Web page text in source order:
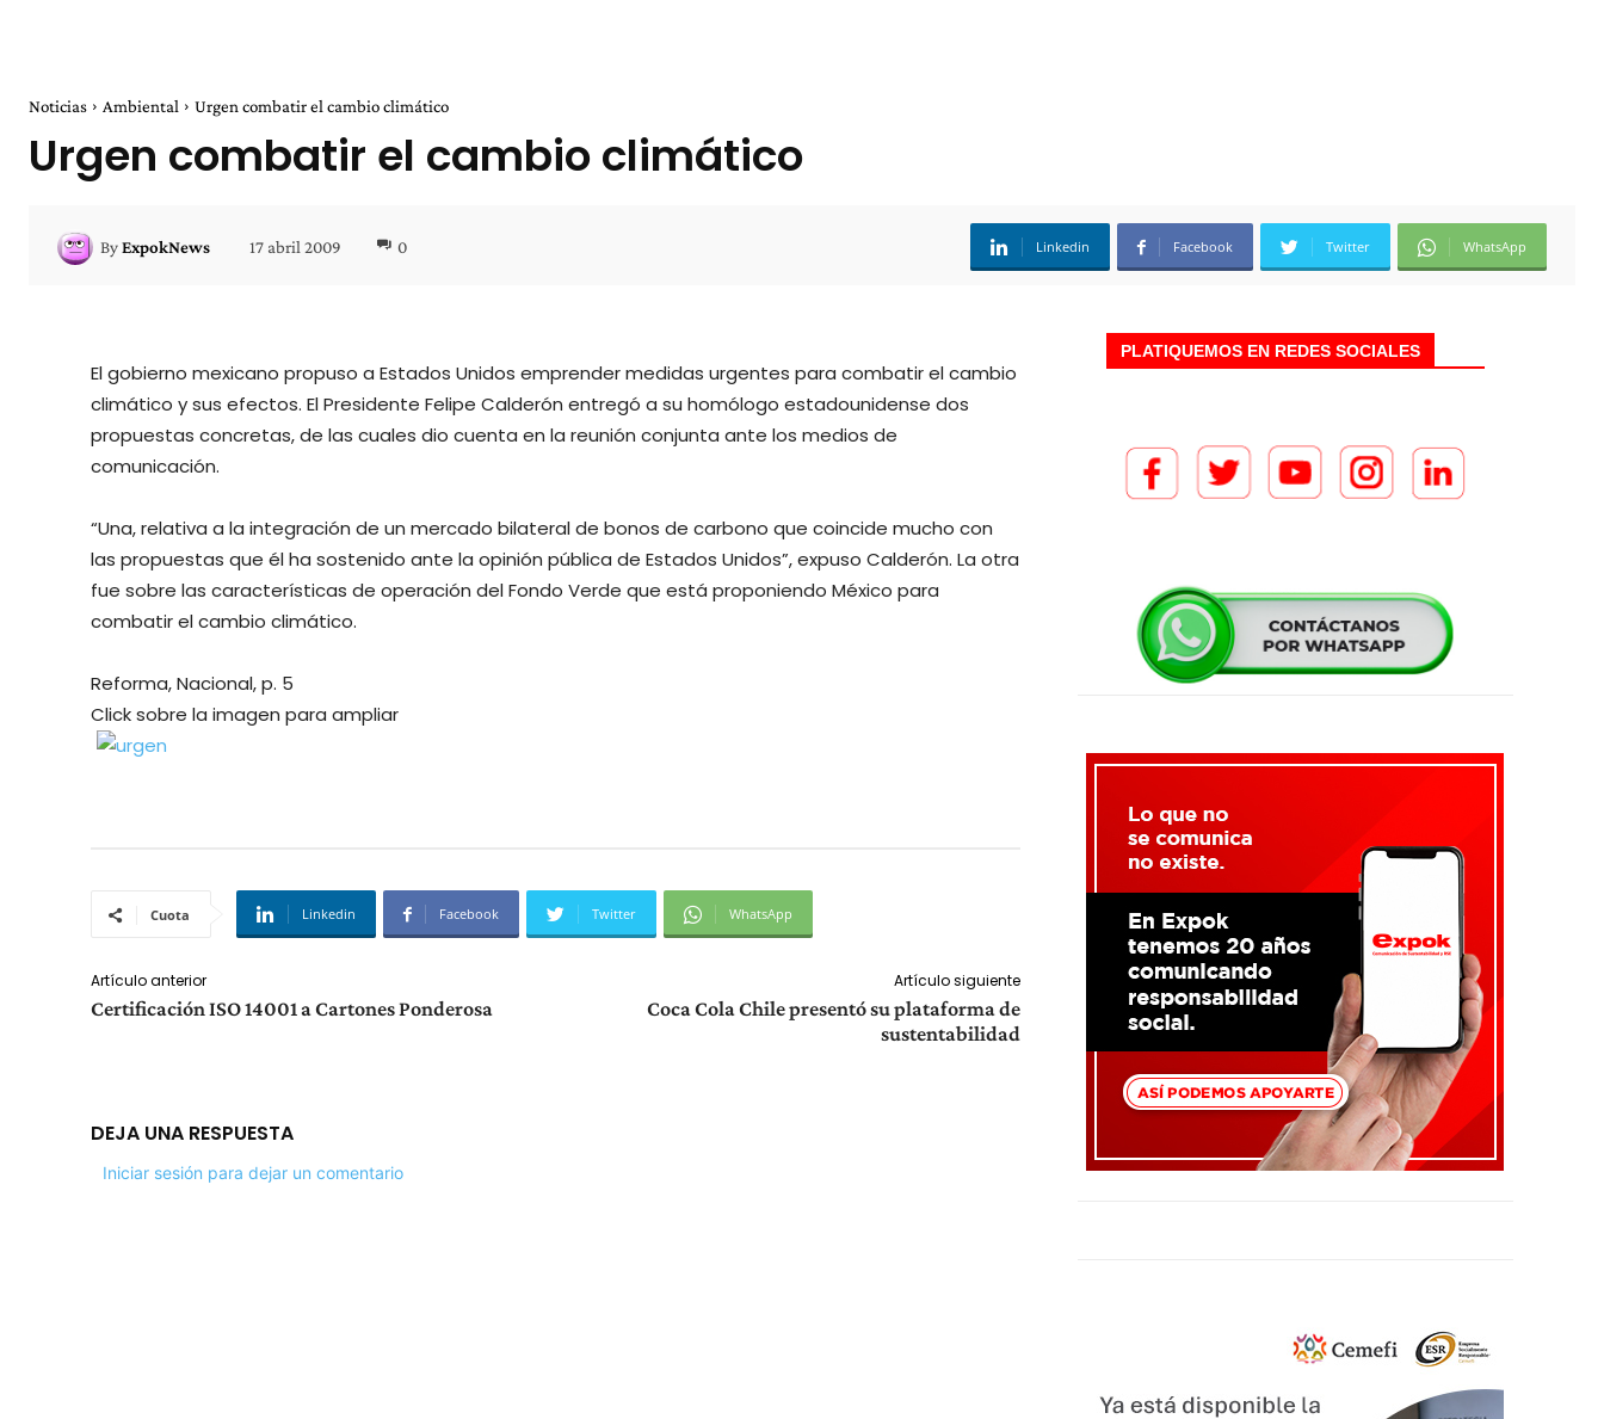
Noticias Ambiental Urgen combatir el cambio climático
Urgen combatir el cambio climático
ByExpokNews 17 abril 2009 0 Linkedin Facebook Twitter WhatsApp
El gobierno mexicano propuso a Estados Unidos emprender medidas urgentes para combatir el cambio
climático y sus efectos. El Presidente Felipe Calderón entregó a su homólogo estadounidense dos
propuestas concretas, de las cuales dio cuenta en la reunión conjunta ante los medios de
comunicación.
“Una, relativa a la integración de un mercado bilateral de bonos de carbono que coincide mucho con
las propuestas que él ha sostenido ante la opinión pública de Estados Unidos”, expuso Calderón. La otra
fue sobre las características de operación del Fondo Verde que está proponiendo México para
combatir el cambio climático.
Reforma, Nacional, p. 5
Click sobre la imagen para ampliar
Cuota Linkedin Facebook Twitter WhatsApp
Artículo anterior
Certificación ISO 14001 a Cartones Ponderosa
Artículo siguiente
Coca Cola Chile presentó su plataforma de
sustentabilidad
DEJA UNA RESPUESTA
Iniciar sesión para dejar un comentario
PLATIQUEMOS EN REDES SOCIALES